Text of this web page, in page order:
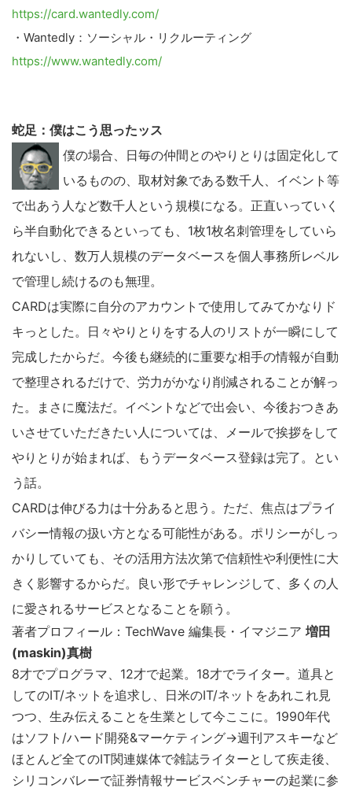
https://card.wantedly.com/
・Wantedly：ソーシャル・リクルーティング
https://www.wantedly.com/
蛇足：僕はこう思ったッス
僕の場合、日毎の仲間とのやりとりは固定化して
いるものの、取材対象である数千人、イベント等
で出あう人など数千人という規模になる。正直いっていく
ら半自動化できるといっても、1枚1枚名刺管理をしていら
れないし、数万人規模のデータベースを個人事務所レベル
で管理し続けるのも無理。
CARDは実際に自分のアカウントで使用してみてかなりド
キっとした。日々やりとりをする人のリストが一瞬にして
完成したからだ。今後も継続的に重要な相手の情報が自動
で整理されるだけで、労力がかなり削減されることが解っ
た。まさに魔法だ。イベントなどで出会い、今後おつきあ
いさせていただきたい人については、メールで挨拶をして
やりとりが始まれば、もうデータベース登録は完了。とい
う話。
CARDは伸びる力は十分あると思う。ただ、焦点はプライ
バシー情報の扱い方となる可能性がある。ポリシーがしっ
かりしていても、その活用方法次第で信頼性や利便性に大
きく影響するからだ。良い形でチャレンジして、多くの人
に愛されるサービスとなることを願う。
著者プロフィール：TechWave 編集長・イマジニア 増田
(maskin)真樹
8才でプログラマ、12才で起業。18才でライター。道具と
してのIT/ネットを追求し、日米のIT/ネットをあれこれ見
つつ、生み伝えることを生業として今ここに。1990年代
はソフト/ハード開発&マーケティング→週刊アスキーなど
ほとんど全てのIT関連媒体で雑誌ライターとして疾走後、
シリコンバレーで証券情報サービスベンチャーの起業に参
こ
の
ト
を
検
索